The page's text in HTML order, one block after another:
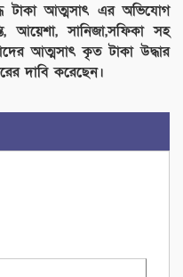
টাকা আত্মসাৎ এর অভিযোগ
আয়েশা, সানিজা,সফিকা সহ
আত্মসাৎ কৃত টাকা উদ্ধার
দাবি করেছেন।